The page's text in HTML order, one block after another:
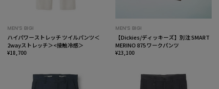
MEN’S BIGI
ハイパワーストレッチ ツイルパンツ＜
2wayストレッチ＞<接触冷感＞
¥18,700
MEN’S BIGI
【Dickies/ディッキーズ】別注 SMART
MERINO 875 ワークパンツ
¥23,100